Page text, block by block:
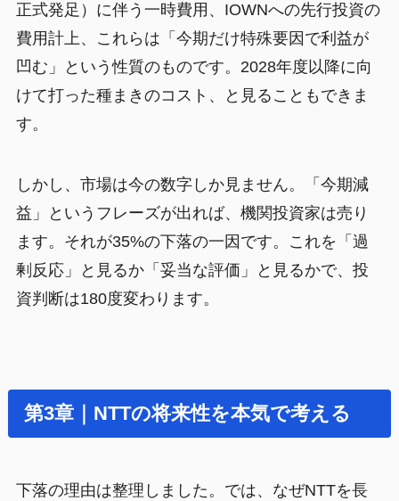
正式発足）に伴う一時費用、IOWNへの先行投資の
費用計上、これらは「今期だけ特殊要因で利益が
凹む」という性質のものです。2028年度以降に向
けて打った種まきのコスト、と見ることもできま
す。
しかし、市場は今の数字しか見ません。「今期減
益」というフレーズが出れば、機関投資家は売り
ます。それが35%の下落の一因です。これを「過
剰反応」と見るか「妥当な評価」と見るかで、投
資判断は180度変わります。
第3章｜NTTの将来性を本気で考える
下落の理由は整理しました。では、なぜNTTを長